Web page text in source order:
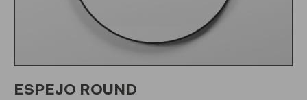
ESPEJO ROUND